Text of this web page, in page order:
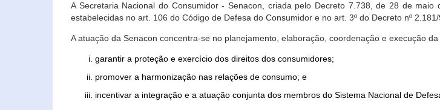
A Secretaria Nacional do Consumidor - Senacon, criada pelo Decreto 7.738, de 28 de
estabelecidas no art. 106 do Código de Defesa do Consumidor e no art. 3º do Decreto nº 2.181/
A atuação da Senacon concentra-se no planejamento, elaboração, coordenação e execução
garantir a proteção e exercício dos direitos dos consumidores;
promover a harmonização nas relações de consumo; e
incentivar a integração e a atuação conjunta dos membros do Sistema Nacional de